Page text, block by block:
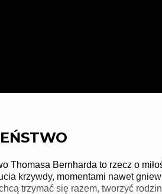
Thomasa Bernharda to rzecz o
krzywdy, momentami nawet
trzymać się razem, tworzyć